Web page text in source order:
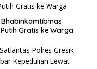
Gratis ke Warga